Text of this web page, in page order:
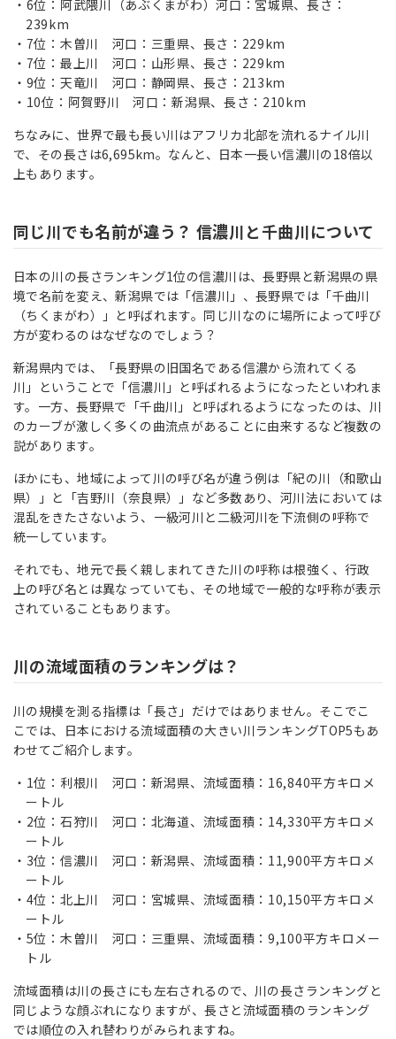
6位：阿武隈川（あぶくまがわ）河口：宮城県、長さ：
239km
7位：木曽川 河口：三重県、長さ：229km
7位：最上川 河口：山形県、長さ：229km
9位：天竜川 河口：静岡県、長さ：213km
10位：阿賀野川 河口：新潟県、長さ：210km
ちなみに、世界で最も長い川はアフリカ北部を流れるナイル川
で、その長さは6,695km。なんと、日本一長い信濃川の18倍以
上もあります。
同じ川でも名前が違う？ 信濃川と千曲川について
日本の川の長さランキング1位の信濃川は、長野県と新潟県の県
境で名前を変え、新潟県では「信濃川」、長野県では「千曲川
（ちくまがわ）」と呼ばれます。同じ川なのに場所によって呼び
方が変わるのはなぜなのでしょう？
新潟県内では、「長野県の旧国名である信濃から流れてくる
川」ということで「信濃川」と呼ばれるようになったといわれま
す。一方、長野県で「千曲川」と呼ばれるようになったのは、川
のカーブが激しく多くの曲流点があることに由来するなど複数の
説があります。
ほかにも、地域によって川の呼び名が違う例は「紀の川（和歌山
県）」と「吉野川（奈良県）」など多数あり、河川法においては
混乱をきたさないよう、一級河川と二級河川を下流側の呼称で
統一しています。
それでも、地元で長く親しまれてきた川の呼称は根強く、行政
上の呼び名とは異なっていても、その地域で一般的な呼称が表示
されていることもあります。
川の流域面積のランキングは？
川の規模を測る指標は「長さ」だけではありません。そこでこ
こでは、日本における流域面積の大きい川ランキングTOP5もあ
わせてご紹介します。
1位：利根川 河口：新潟県、流域面積：16,840平方キロメ
ートル
2位：石狩川 河口：北海道、流域面積：14,330平方キロメ
ートル
3位：信濃川 河口：新潟県、流域面積：11,900平方キロメ
ートル
4位：北上川 河口：宮城県、流域面積：10,150平方キロメ
ートル
5位：木曽川 河口：三重県、流域面積：9,100平方キロメー
トル
流域面積は川の長さにも左右されるので、川の長さランキングと
同じような顔ぶれになりますが、長さと流域面積のランキング
では順位の入れ替わりがみられますね。